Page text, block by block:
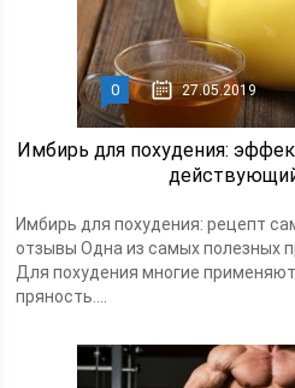
0 27.05.2019
Имбирь для похудения:
Имбирь для похудения: рецепт
отзывы Одна из самых полезных
Для похудения многие
пряность....